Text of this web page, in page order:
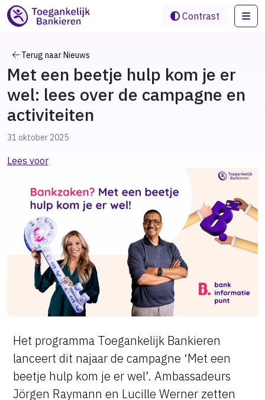
Contrast
Terug naar Nieuws
Met een beetje hulp kom je er
wel: lees over de campagne en
activiteiten
31 oktober 2025
Lees voor
Het programma Toegankelijk Bankieren
lanceert dit najaar de campagne ‘Met een
beetje hulp kom je er wel’. Ambassadeurs
Jörgen Raymann en Lucille Werner zetten